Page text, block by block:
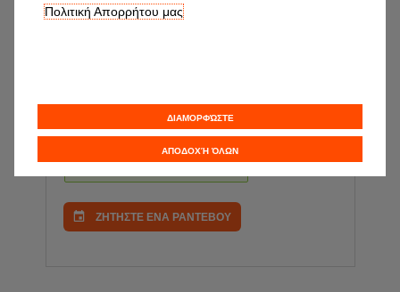
ΑΓΙΑΣ ΠΑΡΑΣΚΕΥΗΣ 14
ΠΕΡΙΣΤΕΡΙ 12132
ΖΗΤΗΣΤΕ ΕΝΑ ΡΑΝΤΕΒΟΥ
Πολιτική Απορρήτου μας
ΔΙΑΜΟΡΦΏΣΤΕ
ΑΠΟΔΟΧΉ ΌΛΩΝ